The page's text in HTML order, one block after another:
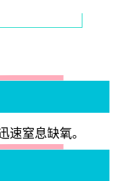
窒息缺氧。